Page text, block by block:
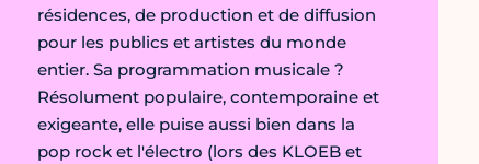
résidences, de production et de diffusion
pour les publics et artistes du monde
entier. Sa programmation musicale ?
Résolument populaire, contemporaine et
exigeante, elle puise aussi bien dans la
pop rock et l'électro (lors des KLOEB et